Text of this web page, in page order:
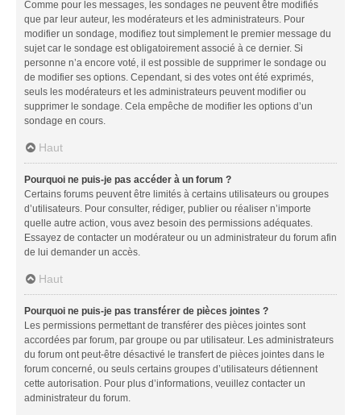
Comme pour les messages, les sondages ne peuvent être modifiés
que par leur auteur, les modérateurs et les administrateurs. Pour
modifier un sondage, modifiez tout simplement le premier message du
sujet car le sondage est obligatoirement associé à ce dernier. Si
personne n’a encore voté, il est possible de supprimer le sondage ou
de modifier ses options. Cependant, si des votes ont été exprimés,
seuls les modérateurs et les administrateurs peuvent modifier ou
supprimer le sondage. Cela empêche de modifier les options d’un
sondage en cours.
Haut
Pourquoi ne puis-je pas accéder à un forum ?
Certains forums peuvent être limités à certains utilisateurs ou groupes
d’utilisateurs. Pour consulter, rédiger, publier ou réaliser n’importe
quelle autre action, vous avez besoin des permissions adéquates.
Essayez de contacter un modérateur ou un administrateur du forum afin
de lui demander un accès.
Haut
Pourquoi ne puis-je pas transférer de pièces jointes ?
Les permissions permettant de transférer des pièces jointes sont
accordées par forum, par groupe ou par utilisateur. Les administrateurs
du forum ont peut-être désactivé le transfert de pièces jointes dans le
forum concerné, ou seuls certains groupes d’utilisateurs détiennent
cette autorisation. Pour plus d’informations, veuillez contacter un
administrateur du forum.